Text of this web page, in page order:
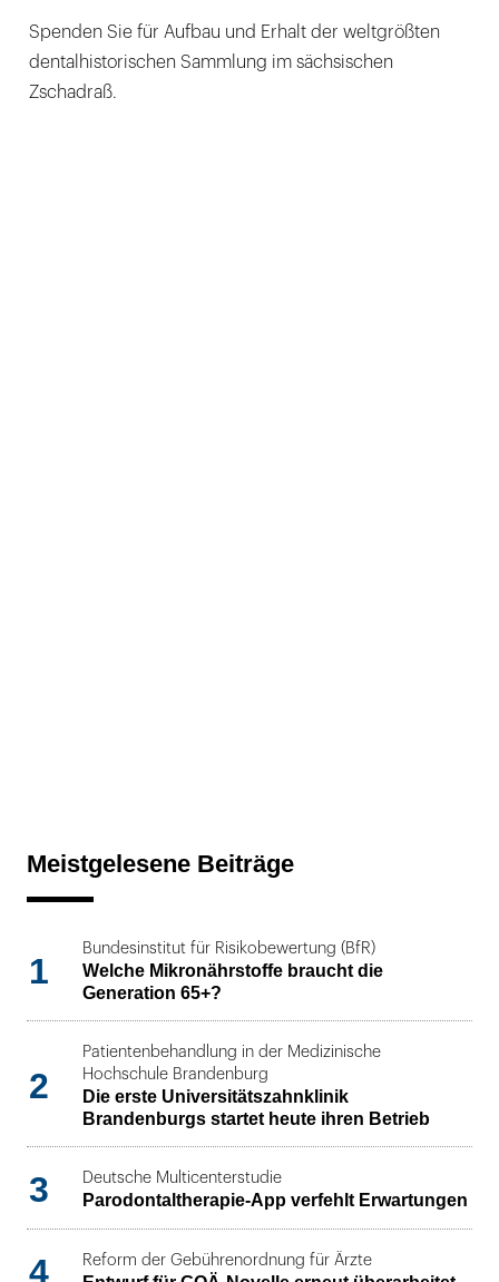
Spenden Sie für Aufbau und Erhalt der weltgrößten
dentalhistorischen Sammlung im sächsischen
Zschadraß.
Meistgelesene Beiträge
1
Bundesinstitut für Risikobewertung (BfR)
Welche Mikronährstoffe braucht die
Generation 65+?
2
Patientenbehandlung in der Medizinische
Hochschule Brandenburg
Die erste Universitätszahnklinik
Brandenburgs startet heute ihren Betrieb
3 Deutsche Multicenterstudie
Parodontaltherapie-App verfehlt Erwartungen
4 Reform der Gebührenordnung für Ärzte